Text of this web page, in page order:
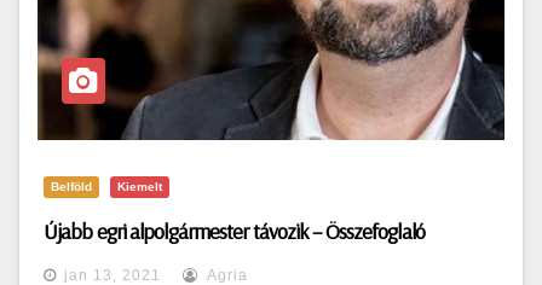
Belföld Kiemelt
Újabb egri alpolgármester távozik – Összefoglaló
jan 13, 2021 Agria